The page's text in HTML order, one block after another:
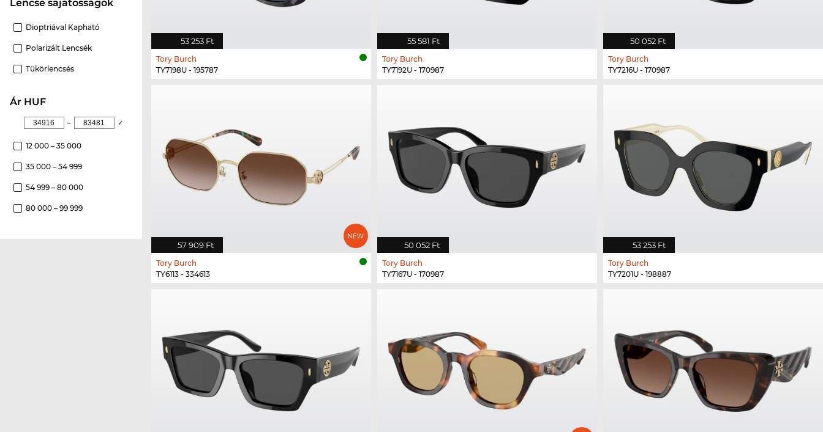
Lencse sajátosságok
Dioptriával Kapható
Polarizált Lencsék
Tükörlencsés
ár HUF
– ✓
12 000 – 35 000
35 000 – 54 999
54 999 – 80 000
80 000 – 99 999
53 253 Ft
Tory Burch
TY7198U - 195787
55 581 Ft
Tory Burch
TY7192U - 170987
50 052 Ft
Tory Burch
TY7216U - 170987
57 909 Ft
Tory Burch
TY6113 - 334613
50 052 Ft
Tory Burch
TY7167U - 170987
53 253 Ft
Tory Burch
TY7201U - 198887